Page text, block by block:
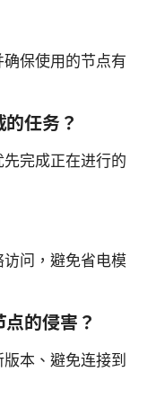
保使用的节点有
任务？
完成正在进行的
问，避免省电模
的侵害？
本、避免连接到